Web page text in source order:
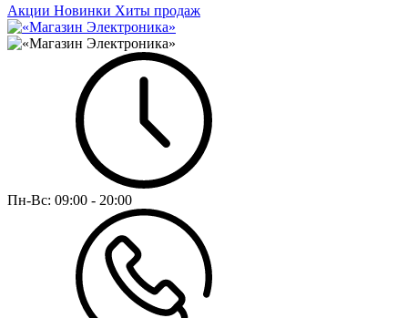
Акции Новинки Хиты продаж
Пн-Вс: 09:00 - 20:00